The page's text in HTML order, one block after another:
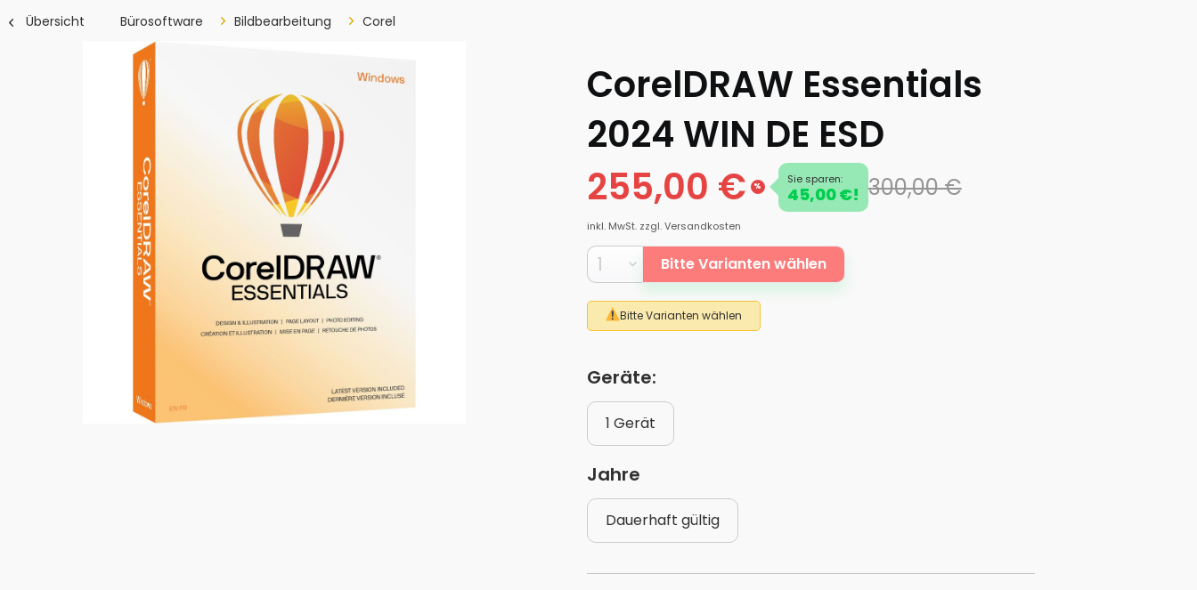
Übersicht Bürosoftware Bildbearbeitung Corel
CorelDRAW Essentials
2024 WIN DE ESD
255,00 €
%
Sie sparen:
45,00 €! 300,00 €
inkl. MwSt. zzgl. Versandkosten
Bitte Varianten wählen
Bitte Varianten wählen
Geräte:
1 Gerät
Jahre
Dauerhaft gültig